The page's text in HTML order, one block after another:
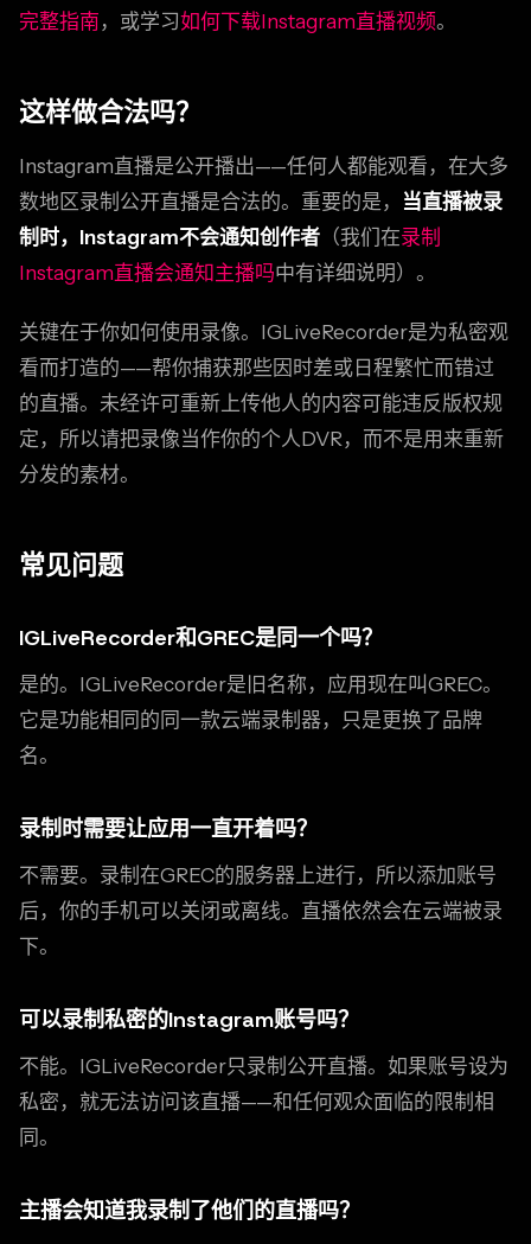
完整指南 ，或学习如何下载Instagram直播视频。
这样做合法吗？
Instagram直播是公开播出——任何人都能观看，在大多
数地区录制公开直播是合法的。重要的是， 当直播被录
制时，Instagram不会通知创作者 （我们在录制
Instagram直播会通知主播吗中有详细说明）。
关键在于你如何使用录像。IGLiveRecorder是为私密观
看而打造的——帮你捕获那些因时差或日程繁忙而错过
的直播。未经许可重新上传他人的内容可能违反版权规
定，所以请把录像当作你的个人DVR，而不是用来重新
分发的素材。
常见问题
IGLiveRecorder和GREC是同一个吗？
是的。IGLiveRecorder是旧名称，应用现在叫GREC。
它是功能相同的同一款云端录制器，只是更换了品牌
名。
录制时需要让应用一直开着吗？
不需要。录制在GREC的服务器上进行，所以添加账号
后，你的手机可以关闭或离线。直播依然会在云端被录
下。
可以录制私密的Instagram账号吗？
不能。IGLiveRecorder只录制公开直播。如果账号设为
私密，就无法访问该直播——和任何观众面临的限制相
同。
主播会知道我录制了他们的直播吗？